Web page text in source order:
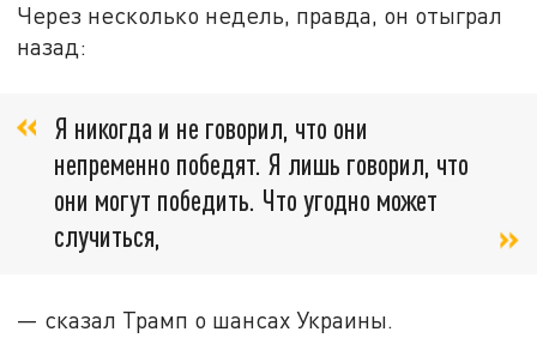
Через несколько недель, правда, он отыграл
назад:
Я никогда и не говорил, что они
непременно победят. Я лишь говорил, что
они могут победить. Что угодно может
случиться,
— сказал Трамп о шансах Украины.